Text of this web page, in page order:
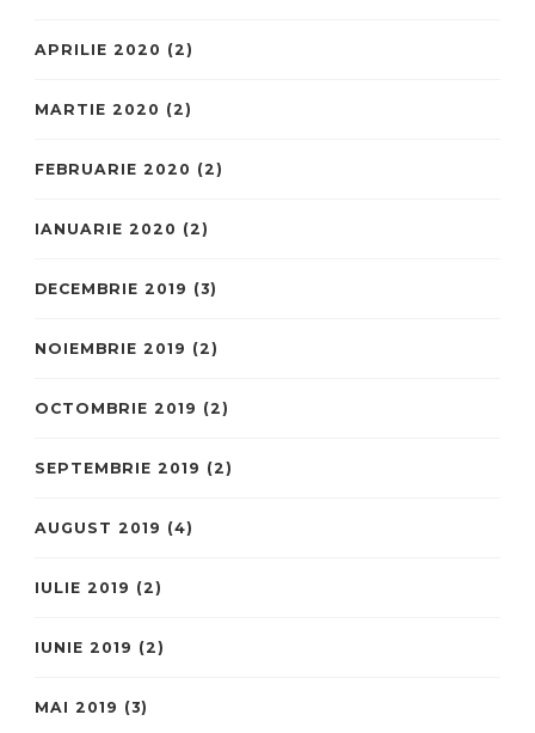
APRILIE 2020 (2)
MARTIE 2020 (2)
FEBRUARIE 2020 (2)
IANUARIE 2020 (2)
DECEMBRIE 2019 (3)
NOIEMBRIE 2019 (2)
OCTOMBRIE 2019 (2)
SEPTEMBRIE 2019 (2)
AUGUST 2019 (4)
IULIE 2019 (2)
IUNIE 2019 (2)
MAI 2019 (3)